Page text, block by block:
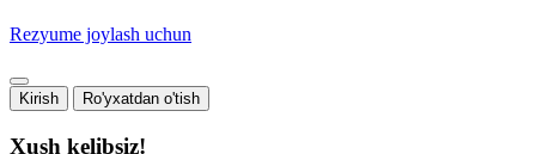
Rezyume joylash uchun
Kirish Ro'yxatdan o'tish
Xush kelibsiz!